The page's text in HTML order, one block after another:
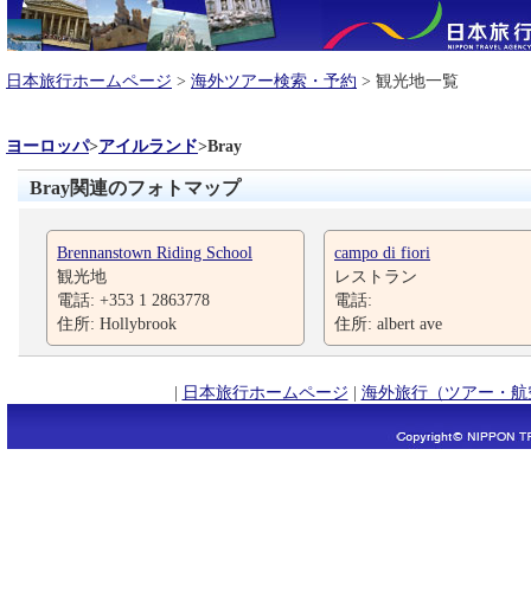
日本旅行ホームページ > 海外ツアー検索・予約 > 観光地一覧
ヨーロッパ>アイルランド>Bray
Bray関連のフォトマップ
Brennanstown Riding School
観光地
電話: +353 1 2863778
住所: Hollybrook
campo di fiori
レストラン
電話:
住所: albert ave
| 日本旅行ホームページ | 海外旅行（ツアー・航